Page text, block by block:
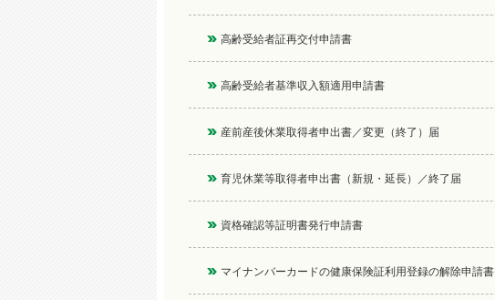
高齢受給者証再交付申請書
高齢受給者基準収入額適用申請書
産前産後休業取得者申出書／変更（終了）届
育児休業等取得者申出書（新規・延長）／終了届
資格確認等証明書発行申請書
マイナンバーカードの健康保険証利用登録の解除申請書